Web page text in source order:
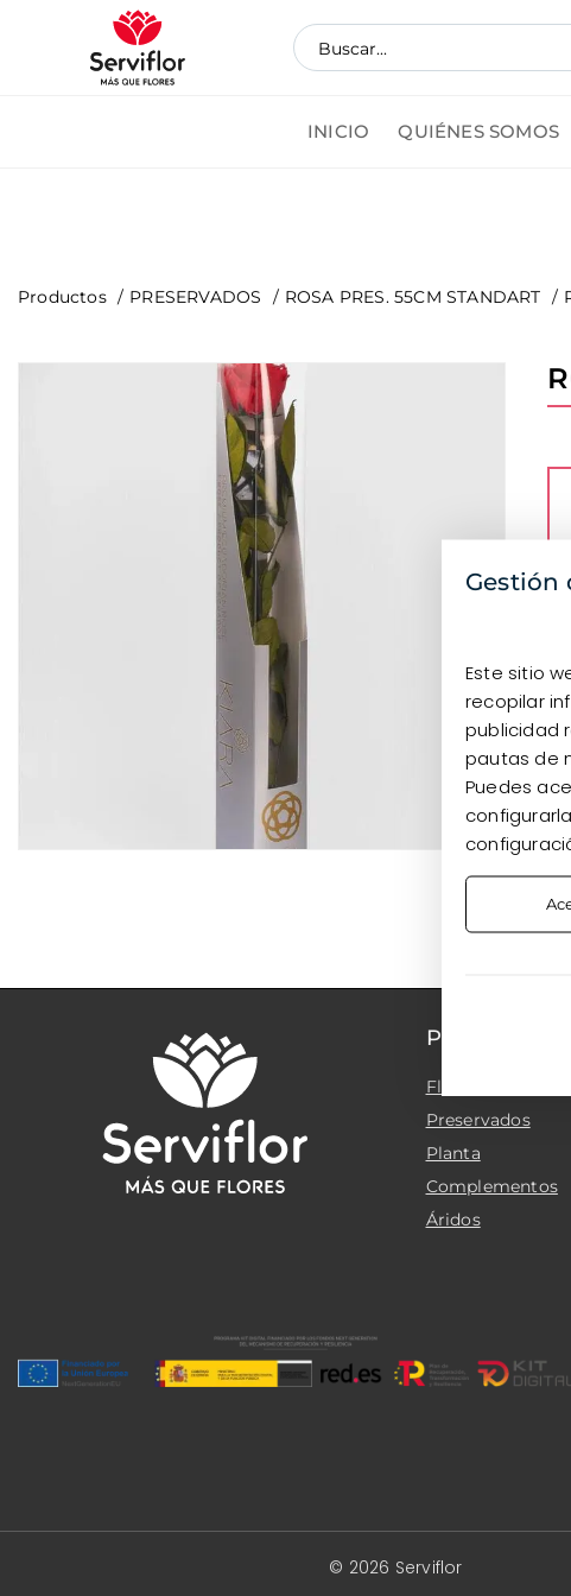
INICIO QUIÉNES SOMOS
Productos PRESERVADOS ROSA PRES. 55CM STANDART
Gestión
Este sitio
recopilar
publicidad
pautas de
Puedes
PRODUCTOS
Flor cortada
Preservados
Planta
Complementos
Áridos
© 2026 Serviflor